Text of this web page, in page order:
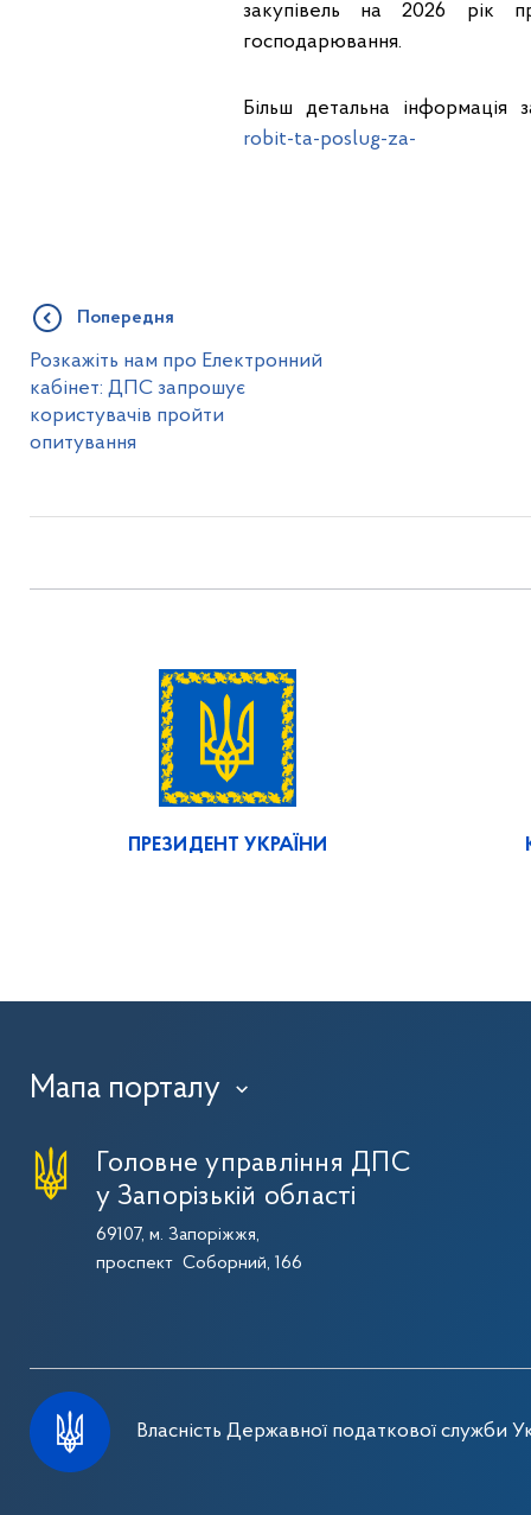
закупівель на 2026 рік
господарювання.
Більш детальна
robit-ta-poslug-za-
Попередня
Розкажіть нам про Електронний
кабінет: ДПС запрошує
користувачів пройти
опитування
ПРЕЗИДЕНТ УКРАЇНИ
Мапа порталу ›
Головне управління ДПС
у Запорізькій області
69107, м. Запоріжжя,
проспект Соборний, 166
Власність Державної податкової служби